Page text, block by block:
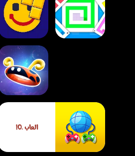
لعبة دمج العملات
لعبة أنقذ حيواني
الأليف
لعبة الألغاز البكسلية
المجنونة
العاب .IO